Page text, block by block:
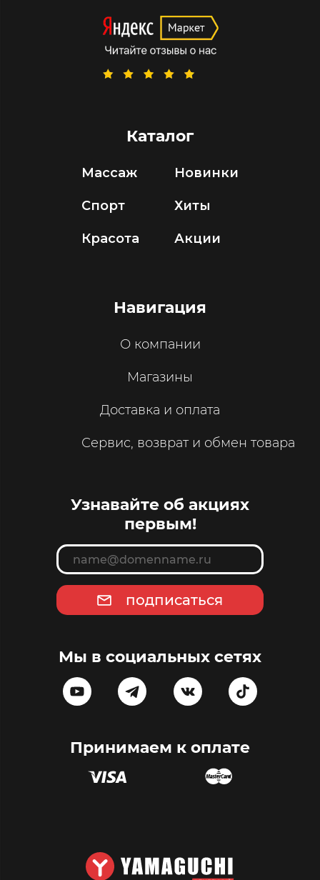
Каталог
Массаж
Спорт
Красота
Новинки
Хиты
Акции
Навигация
О компании
Магазины
Доставка и оплата
Сервис, возврат и обмен товара
Узнавайте об акциях
первым!
подписаться
Мы в социальных сетях
Принимаем к оплате